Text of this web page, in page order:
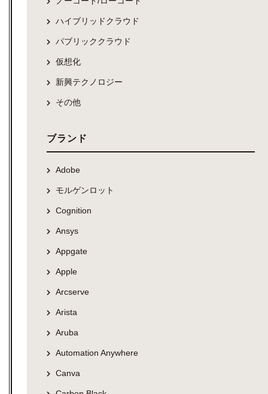
ハイブリッドクラウド
パブリッククラウド
仮想化
新興テクノロジー
その他
ブランド
Adobe
モルゲンロット
Cognition
Ansys
Appgate
Apple
Arcserve
Arista
Aruba
Automation Anywhere
Canva